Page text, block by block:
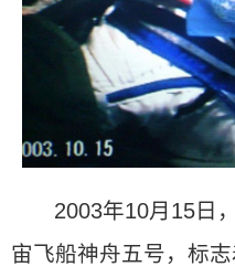
2003年10月15日
宙飞船神舟五号，标